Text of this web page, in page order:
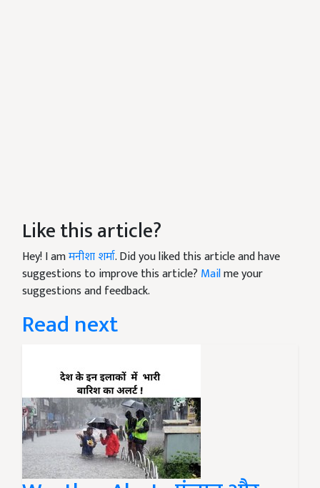
Like this article?
Hey! I amमनीशा शर्मा. Did you liked this article and have
suggestions to improve this article? Mailme your
suggestions and feedback.
Read next